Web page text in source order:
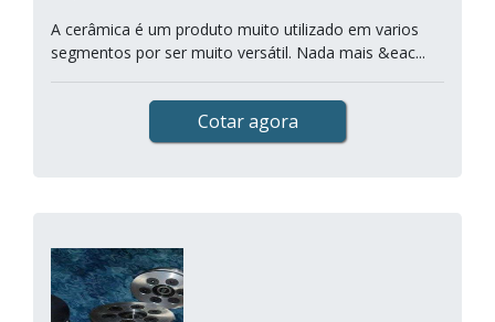
A cerâmica é um produto muito utilizado em varios
segmentos por ser muito versátil. Nada mais &eac...
Cotar agora